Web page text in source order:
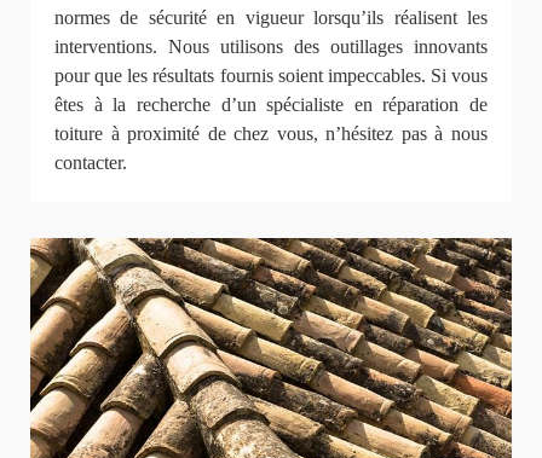
normes de sécurité en vigueur lorsqu’ils réalisent les
interventions. Nous utilisons des outillages innovants
pour que les résultats fournis soient impeccables. Si vous
êtes à la recherche d’un spécialiste en réparation de
toiture à proximité de chez vous, n’hésitez pas à nous
contacter.